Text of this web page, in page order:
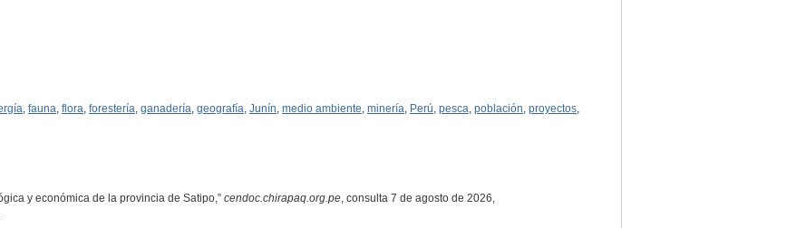
fauna flora forestería ganadería geografía Junín medio ambiente minería Perú pesca población proyectos
y económica de la provincia de Satipo,” cendoc.chirapaq.org.pe , consulta 7 de agosto de 2026,